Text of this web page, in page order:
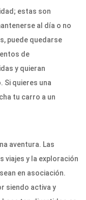
estas son
al día o no
puede quedarse
de
y quieran
Si quieres una
tu carro a un
aventura. Las
viajes y la exploración
en asociación.
siendo activa y